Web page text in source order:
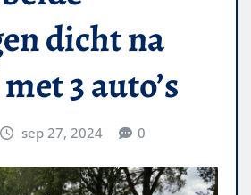
dicht na
3 auto’s
sep 27, 2024 0